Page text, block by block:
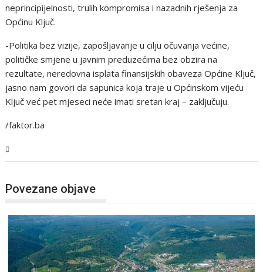
neprincipijelnosti, trulih kompromisa i nazadnih rješenja za
Općinu Ključ.
-Politika bez vizije, zapošljavanje u cilju očuvanja većine,
političke smjene u javnim preduzećima bez obzira na
rezultate, neredovna isplata finansijskih obaveza Općine Ključ,
jasno nam govori da sapunica koja traje u Općinskom vijeću
Ključ već pet mjeseci neće imati sretan kraj – zaključuju.
/faktor.ba
Povezane objave